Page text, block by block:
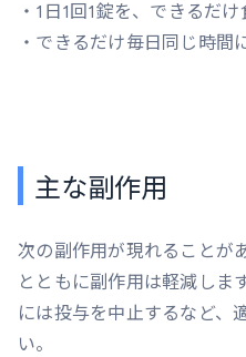
・1日1回1錠を、できるだ
・できるだけ毎日同じ時間
主な副作用
次の副作用が現れることが
とともに副作用は軽減しま
には投与を中止するなど、
い。